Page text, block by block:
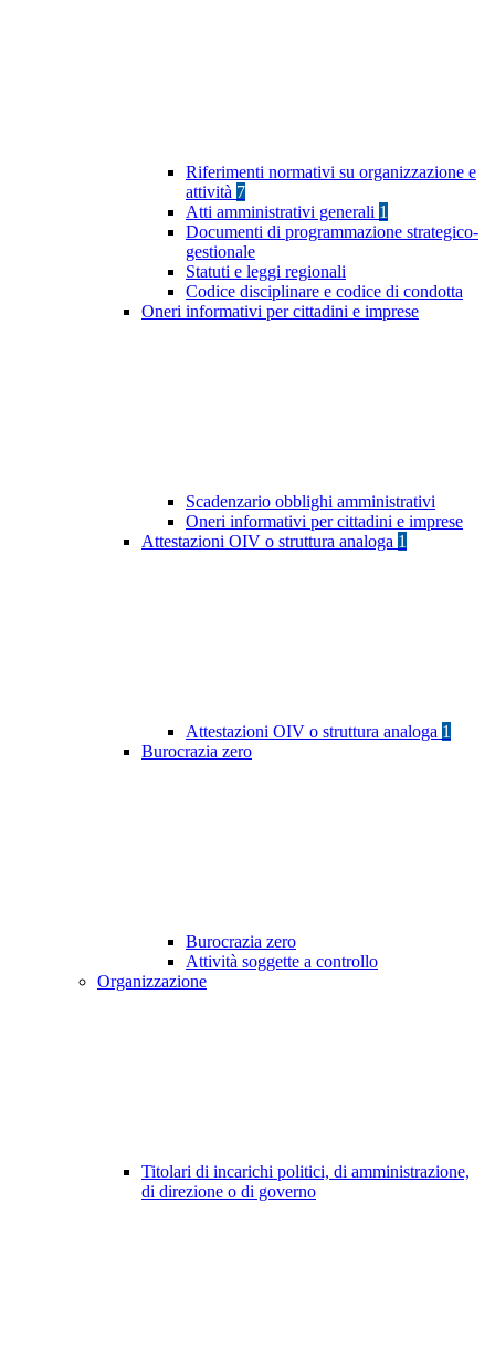
Riferimenti normativi su organizzazione e
attività 7
Atti amministrativi generali 1
Documenti di programmazione strategico-
gestionale
Statuti e leggi regionali
Codice disciplinare e codice di condotta
Oneri informativi per cittadini e imprese
Scadenzario obblighi amministrativi
Oneri informativi per cittadini e imprese
Attestazioni OIV o struttura analoga 1
Attestazioni OIV o struttura analoga 1
Burocrazia zero
Burocrazia zero
Attività soggette a controllo
Organizzazione
Titolari di incarichi politici, di amministrazione,
di direzione o di governo